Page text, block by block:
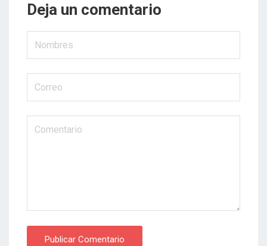
Deja un comentario
Publicar Comentario